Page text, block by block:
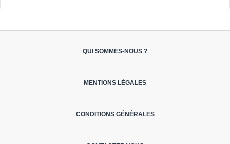
QUI SOMMES-NOUS ?
MENTIONS LÉGALES
CONDITIONS GÉNÉRALES